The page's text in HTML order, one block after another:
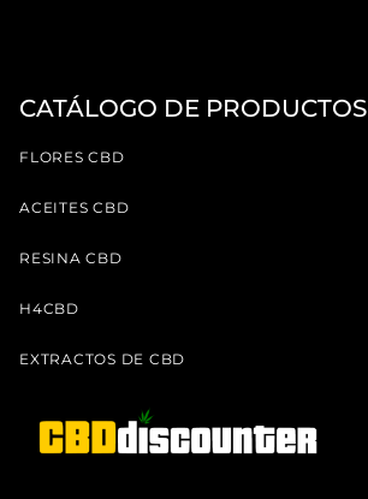
CATÁLOGO DE PRODUCTOS
FLORES CBD
ACEITES CBD
RESINA CBD
H4CBD
EXTRACTOS DE CBD